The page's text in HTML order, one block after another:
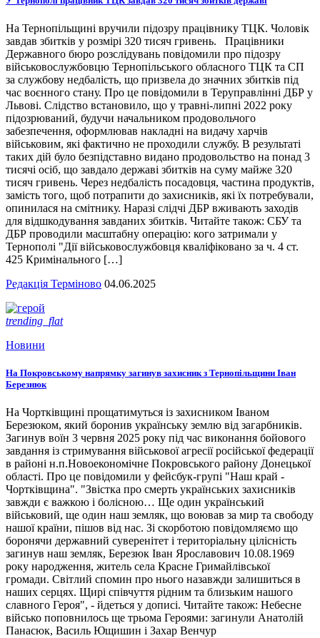
На Тернопільщині вручили підозру працівнику ТЦК. Чоловік
завдав збитків у розмірі 320 тисяч гривень. Працівники
Державного бюро розслідувань повідомили про підозру
військовослужбовцю Тернопільського обласного ТЦК та СП
за службову недбалість, що призвела до значних збитків під
час воєнного стану. Про це повідомили в Теруправлінні ДБР у
Львові. Слідство встановило, що у травні-липні 2022 року
підозрюваний, будучи начальником продовольчого
забезпечення, оформлював накладні на видачу харчів
військовим, які фактично не проходили службу. В результаті
таких дій було безпідставно видано продовольство на понад 3
тисячі осіб, що завдало державі збитків на суму майже 320
тисяч гривень. Через недбалість посадовця, частина продуктів,
замість того, щоб потрапити до захисників, які їх потребували,
опинилася на смітнику. Наразі слідчі ДБР вживають заходів
для відшкодування завданих збитків. Читайте також: СБУ та
ДБР проводили масштабну операцію: кого затримали у
Тернополі "Дії військовослужбовця кваліфіковано за ч. 4 ст.
425 Кримінального […]
Редакція Терміново 04.06.2025
trending_flat
Новини
На Покровському напрямку загинув захисник з Тернопільщини Іван
Березнюк
На Чортківщині прощатимуться із захисником Іваном
Березюком, який боронив українську землю від загарбників.
Загинув воїн 3 червня 2025 року під час виконання бойового
завдання із стримування військової агресії російської федерації
в районі н.п.Новоекономічне Покровського району Донецької
області. Про це повідомили у фейсбук-групі "Наш край -
Чортківщина". "Звістка про смерть українських захисників
завжди є важкою і болісною… Ще один український
військовий, ще один наш земляк, що воював за мир та свободу
нашої країни, пішов від нас. Зі скорботою повідомляємо що
боронячи державний суверенітет і територіальну цілісність
загинув наш земляк, Березюк Іван Ярославович 10.08.1969
року народження, житель села Красне Гримайлівської
громади. Світлий спомин про нього назавжди залишиться в
наших серцях. Щирі співчуття рідним та близьким нашого
славного Героя", - йдеться у дописі. Читайте також: Небесне
військо поповнилось ще трьома Героями: загинули Анатолій
Панасюк, Василь Ющишин і Захар Венчур